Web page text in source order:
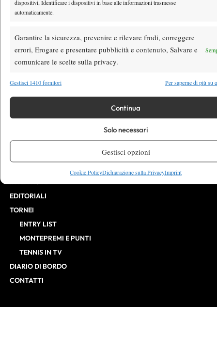
dispositivi, Identificare i dispositivi in base alle informazioni trasmesse
automaticamente.
Garantire la sicurezza, prevenire e rilevare frodi, correggere
errori, Erogare e presentare pubblicità e contenuto, Salvare e
comunicare le scelte sulla privacy.
Gestisci 1410 fornitori Per saperne di più su
Continua
Solo necessari
Gestisci opzioni
Cookie PolicyDichiarazione sulla PrivacyImprint
Testata giornalistica Spazio Tennisregistrata Aut-Trib Milano n°
Direttore Responsabile: Alessandro Nizegorodcew
HOME
NEWS
WTA
ITF
INTERVISTE
EDITORIALI
TORNEI
ENTRY LIST
MONTEPREMI E PUNTI
TENNIS IN TV
DIARIO DI BORDO
CONTATTI